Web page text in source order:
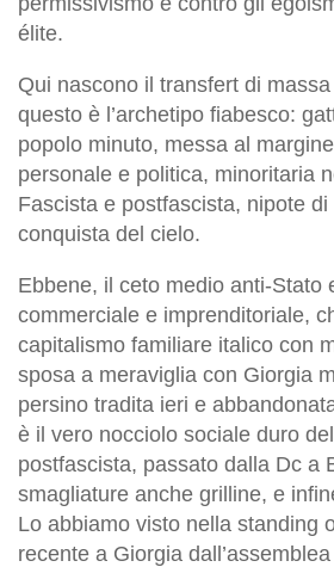
élite.
Qui nascono il transfert di
questo è l’archetipo fiabesco:
popolo minuto, messa al
personale e politica, minoritaria
Fascista e postfascista, nipote
conquista del cielo.
Ebbene, il ceto medio anti-Stato
commerciale e imprenditoriale,
capitalismo familiare italico con
sposa a meraviglia con Giorgia
persino tradita ieri e
è il vero nocciolo sociale duro
postfascista, passato dalla Dc a
smagliature anche grilline, e
Lo abbiamo visto nella standing
recente a Giorgia